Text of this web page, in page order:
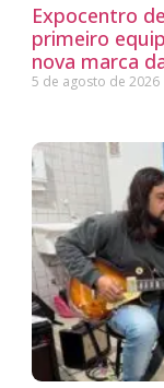
Expocentro
primeiro
nova marca
5 de agosto de 2026